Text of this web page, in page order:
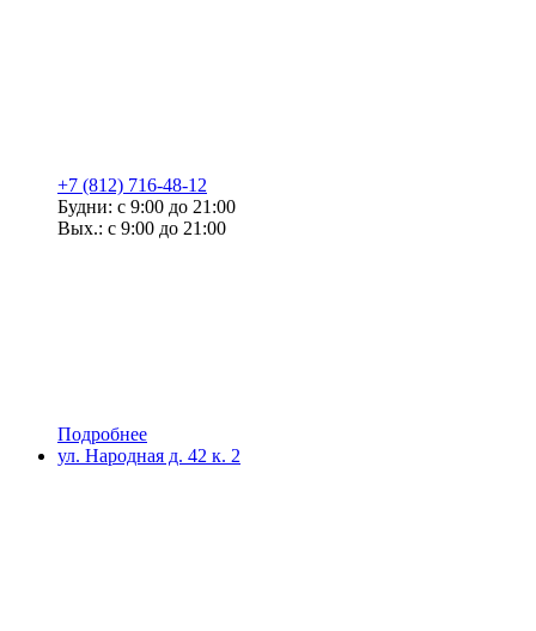
+7 (812) 716-48-12
Будни: с 9:00 до 21:00
Вых.: с 9:00 до 21:00
Подробнее
ул. Народная д. 42 к. 2